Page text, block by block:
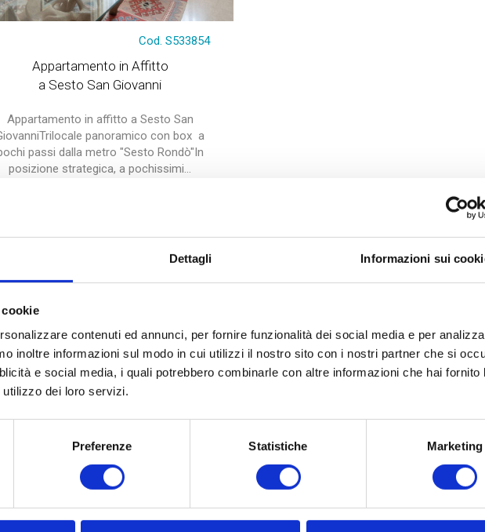
Dettagli Informazioni sui
contenuti ed annunci, per fornire funzionalità dei social media e per
inoltre informazioni sul modo in cui utilizzi il nostro sito con i nostri partner che si
e social media, i quali potrebbero combinarle con altre informazioni che hai fornito
dei loro servizi.
Preferenze Statistiche Marketing
Cod. S533854
Appartamento in Affitto
a Sesto San Giovanni
Appartamento in affitto a Sesto San
panoramico con box  a
passi dalla metro "Sesto Rondò"In
posizione strategica, a pochissimi...